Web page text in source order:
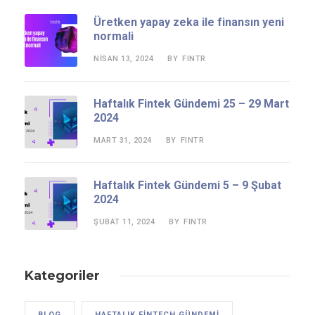
Üretken yapay zeka ile finansın yeni
normali
NISAN 13, 2024 BY FINTR
Haftalık Fintek Gündemi 25 – 29 Mart
2024
MART 31, 2024 BY FINTR
Haftalık Fintek Gündemi 5 – 9 Şubat
2024
ŞUBAT 11, 2024 BY FINTR
Kategoriler